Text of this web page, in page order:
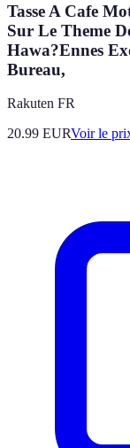
Tasse A Cafe
Sur Le Theme
Hawa?Ennes
Bureau,
Rakuten FR
20.99 EURVoir le